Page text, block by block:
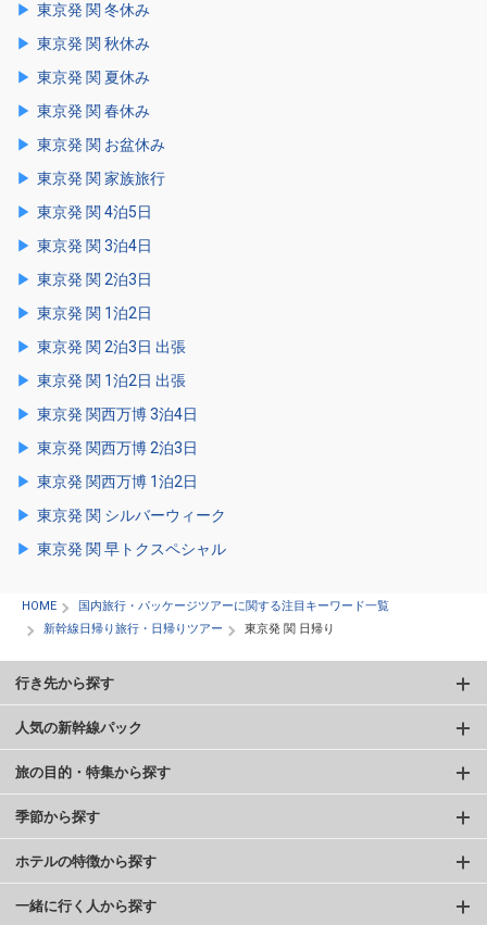
東京発 関 冬休み
東京発 関 秋休み
東京発 関 夏休み
東京発 関 春休み
東京発 関 お盆休み
東京発 関 家族旅行
東京発 関 4泊5日
東京発 関 3泊4日
東京発 関 2泊3日
東京発 関 1泊2日
東京発 関 2泊3日 出張
東京発 関 1泊2日 出張
東京発 関西万博 3泊4日
東京発 関西万博 2泊3日
東京発 関西万博 1泊2日
東京発 関 シルバーウィーク
東京発 関 早トクスペシャル
HOME
国内旅行・パッケージツアーに関する注目キーワード一覧
新幹線日帰り旅行・日帰りツアー
東京発 関 日帰り
行き先から探す
人気の新幹線パック
旅の目的・特集から探す
季節から探す
ホテルの特徴から探す
一緒に行く人から探す